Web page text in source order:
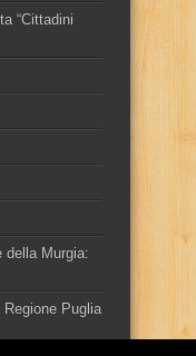
“Cittadini
della Murgia:
Puglia